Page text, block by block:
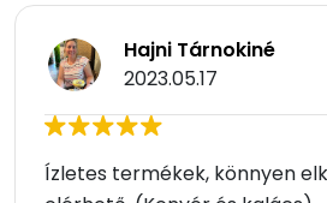
Hajni Tárnokiné
2023.05.17
Ízletes termékek, könnyen